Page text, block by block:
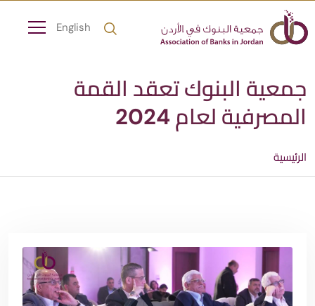
English
جمعية البنوك تعقد القمة
المصرفية لعام 2024
الرئيسية